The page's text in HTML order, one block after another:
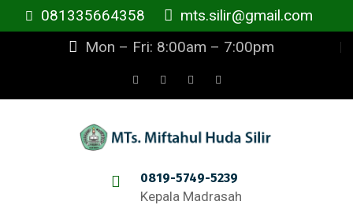
081335664358
mts.silir@gmail.com
Mon – Fri: 8:00am – 7:00pm
0819-5749-5239
Kepala Madrasah